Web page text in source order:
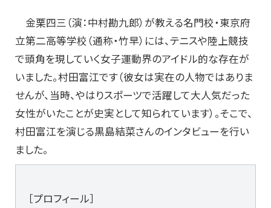
金栗四三（演：中村勘九郎）が教える名門校・東京府
立第二高等学校（通称・竹早）には、テニスや陸上競技
で頭角を現していく女子運動界のアイドル的な存在が
いました。村田富江です（彼女は実在の人物ではありま
せんが、当時、やはりスポーツで活躍して大人気だった
女性がいたことが史実として知られています）。そこで、
村田富江を演じる黒島結菜さんのインタビューを行い
ました。
［プロフィール］